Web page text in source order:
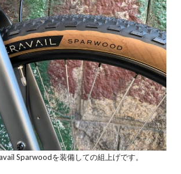
Sparwoodを装備しての組上げです。